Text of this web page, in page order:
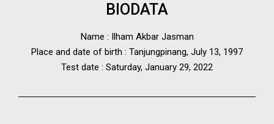
BIODATA
Name : Ilham Akbar Jasman
Place and date of birth : Tanjungpinang, July 13, 1997
Test date : Saturday, January 29, 2022